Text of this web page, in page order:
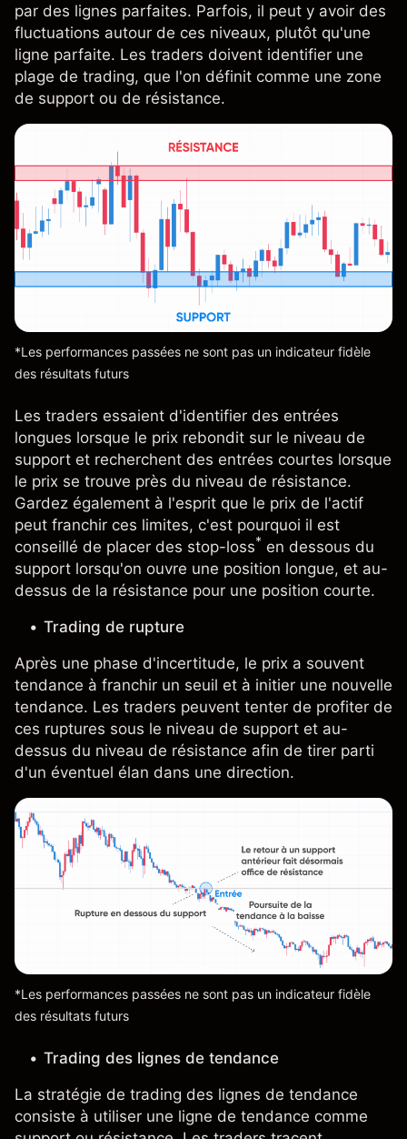
par des lignes parfaites. Parfois, il peut y avoir des
fluctuations autour de ces niveaux, plutôt qu'une
ligne parfaite. Les traders doivent identifier une
plage de trading, que l'on définit comme une zone
de support ou de résistance.
*Les performances passées ne sont pas un indicateur fidèle
des résultats futurs
Les traders essaient d'identifier des entrées
longues lorsque le prix rebondit sur le niveau de
support et recherchent des entrées courtes lorsque
le prix se trouve près du niveau de résistance.
Gardez également à l'esprit que le prix de l'actif
peut franchir ces limites, c'est pourquoi il est
conseillé de placer des stop-loss* en dessous du
support lorsqu'on ouvre une position longue, et au-
dessus de la résistance pour une position courte.
Trading de rupture
Après une phase d'incertitude, le prix a souvent
tendance à franchir un seuil et à initier une nouvelle
tendance. Les traders peuvent tenter de profiter de
ces ruptures sous le niveau de support et au-
dessus du niveau de résistance afin de tirer parti
d'un éventuel élan dans une direction.
*Les performances passées ne sont pas un indicateur fidèle
des résultats futurs
Trading des lignes de tendance
La stratégie de trading des lignes de tendance
consiste à utiliser une ligne de tendance comme